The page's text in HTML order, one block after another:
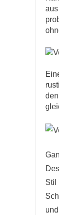
Stil